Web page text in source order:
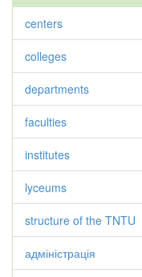
centers
colleges
departments
faculties
institutes
lyceums
structure of the TNTU
адміністрація